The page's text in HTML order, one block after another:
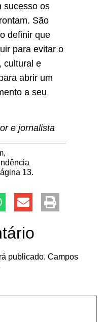
sucesso os
São
definir que
para evitar o
cultural e
abrir um
a seu
e jornalista
13.
publicado. Campos